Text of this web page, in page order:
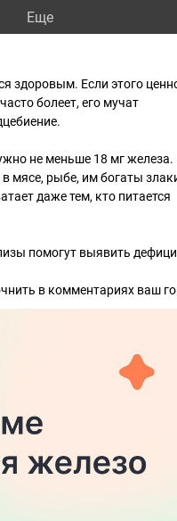
Eще
здоровым. Если этого
болеет, его мучат
не меньше 18 мг железа.
мясе, рыбе, им богаты
даже тем, кто питается
помогут выявить
в комментариях ваш